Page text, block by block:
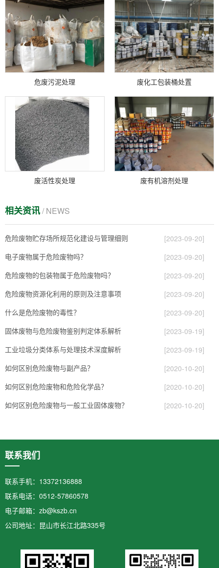
危废污泥处理 废化工包装桶处置
废活性炭处理 废有机溶剂处理
相关资讯/ NEWS
危险废物贮存场所规范化建设与管理细则
[2023-09-20]
电子废物属于危险废物吗？
[2023-09-20]
危险废物的包装物属于危险废物吗？
[2023-09-20]
危险废物资源化利用的原则及注意事项
[2023-09-20]
什么是危险废物的毒性？
[2023-09-20]
固体废物与危险废物鉴别判定体系解析
[2023-09-19]
工业垃圾分类体系与处理技术深度解析
[2023-09-19]
如何区别危险废物与副产品？
[2020-10-20]
如何区别危险废物和危险化学品？
[2020-10-20]
如何区别危险废物与一般工业固体废物？
[2020-10-20]
联系我们
联系手机：13372136888
联系电话：0512-57860578
电子邮箱：zb@kszb.cn
公司地址：昆山市长江北路335号